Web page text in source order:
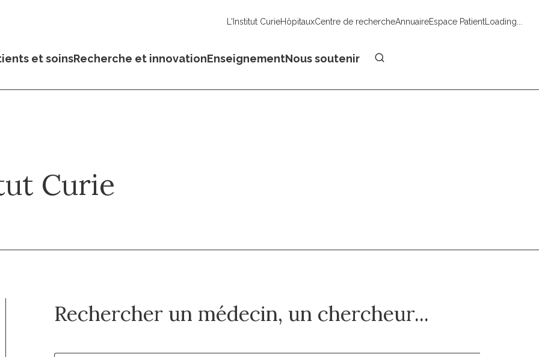
L'Institut CurieHôpitauxCentre de rechercheAnnuaireEspace PatientLoading...
et soinsRecherche et innovationEnseignementNous soutenir
Curie
Rechercher un médecin, un chercheur...